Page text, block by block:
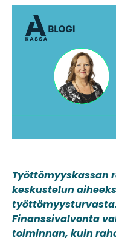
Työttömyyskassan
keskustelun
Finanssivalvonta
toiminnan, kuin